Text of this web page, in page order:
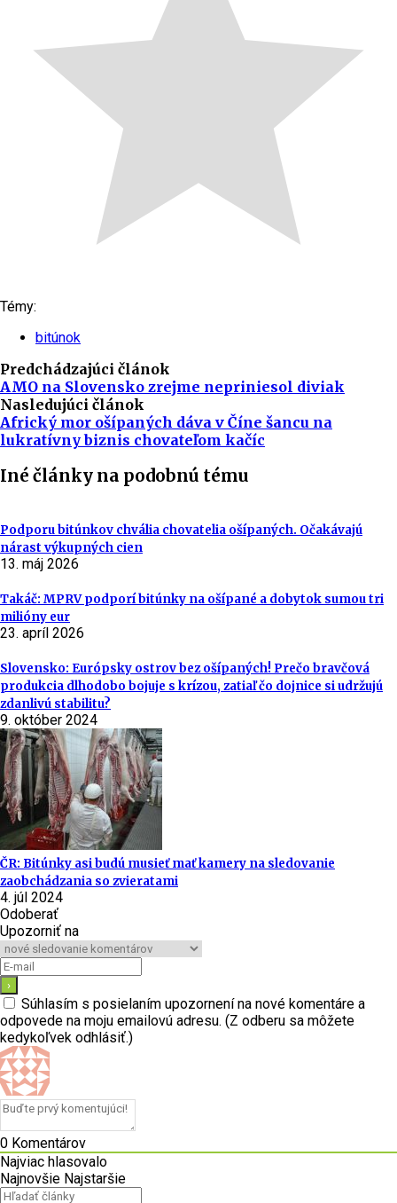
Témy:
bitúnok
Predchádzajúci článok
AMO na Slovensko zrejme nepriniesol diviak
Nasledujúci článok
Africký mor ošípaných dáva v Číne šancu na
lukratívny biznis chovateľom kačíc
Iné články na podobnú tému
Podporu bitúnkov chvália chovatelia ošípaných. Očakávajú
nárast výkupných cien
13. máj 2026
Takáč: MPRV podporí bitúnky na ošípané a dobytok sumou tri
milióny eur
23. apríl 2026
Slovensko: Európsky ostrov bez ošípaných! Prečo bravčová
produkcia dlhodobo bojuje s krízou, zatiaľ čo dojnice si udržujú
zdanlivú stabilitu?
9. október 2024
ČR: Bitúnky asi budú musieť mať kamery na sledovanie
zaobchádzania so zvieratami
4. júl 2024
Odoberať
Upozorniť na
Súhlasím s posielaním upozornení na nové komentáre a
odpovede na moju emailovú adresu. (Z odberu sa môžete
kedykoľvek odhlásiť.)
0 Komentárov
Najviac hlasovalo
Najnovšie Najstaršie